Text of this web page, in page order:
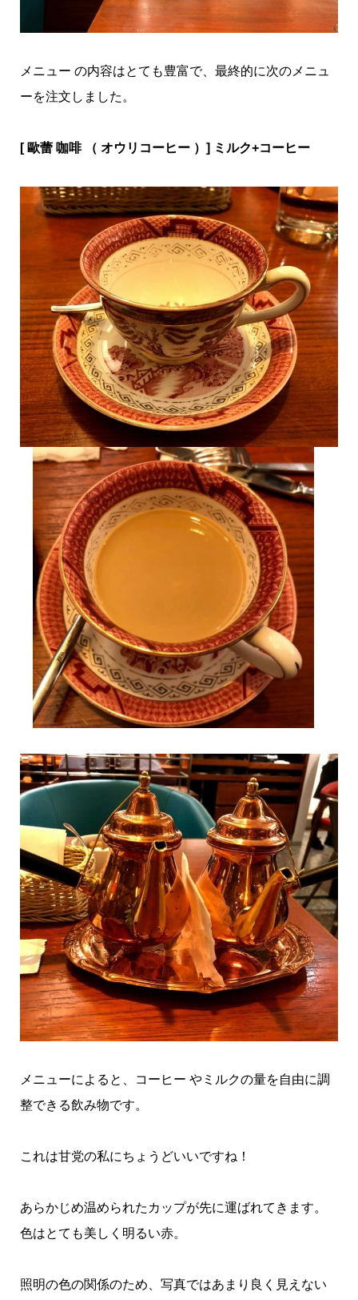
メニュー の内容はとても豊富で、 最終的に次のメニュ
ーを注文しました。
[ 歐蕾 咖啡 （ オウリコーヒー ）] ミルク+コーヒー
メニューによると、コーヒー やミルクの量を自由に調
整できる飲み物です。
これは甘党の私にちょうどいいですね！
あらかじめ温められたカップが先に運ばれてきます。
色はとても美しく明るい赤。
照明の色の関係のため、写真ではあまり良く見えない